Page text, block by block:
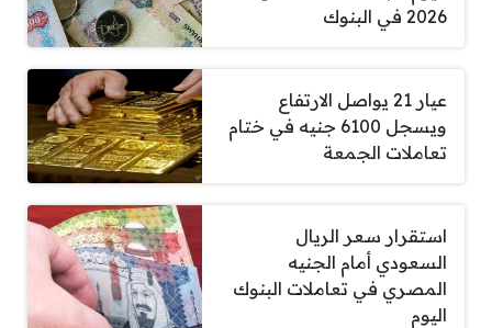
2026 في البنوك
عيار 21 يواصل الارتفاع
ويسجل 6100 جنيه في ختام
تعاملات الجمعة
استقرار سعر الريال
السعودي أمام الجنيه
المصري في تعاملات البنوك
اليوم